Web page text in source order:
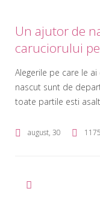
Un ajutor de
caruciorului
Alegerile pe care le
nascut sunt de
toate partile esti
impresionat printr-un
august, 30 1175